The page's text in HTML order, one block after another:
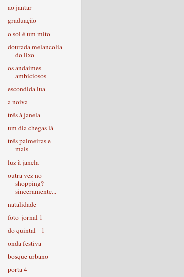
ao jantar
graduação
o sol é um mito
dourada melancolia
do lixo
os andaimes
ambiciosos
escondida lua
a noiva
três à janela
um dia chegas lá
três palmeiras e
mais
luz à janela
outra vez no
shopping?
sinceramente...
natalidade
foto-jornal 1
do quintal - 1
onda festiva
bosque urbano
porta 4